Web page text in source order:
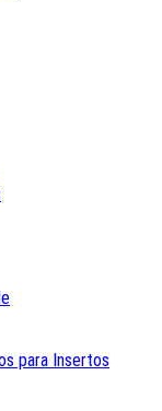
para Insertos